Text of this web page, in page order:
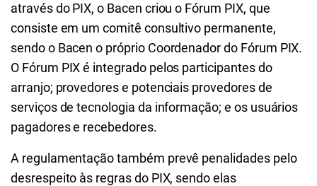
através do PIX, o Bacen criou o Fórum PIX, que
consiste em um comitê consultivo permanente,
sendo o Bacen o próprio Coordenador do Fórum PIX.
O Fórum PIX é integrado pelos participantes do
arranjo; provedores e potenciais provedores de
serviços de tecnologia da informação; e os usuários
pagadores e recebedores.
A regulamentação também prevê penalidades pelo
desrespeito às regras do PIX, sendo elas